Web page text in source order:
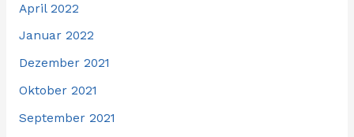
April 2022
Januar 2022
Dezember 2021
Oktober 2021
September 2021